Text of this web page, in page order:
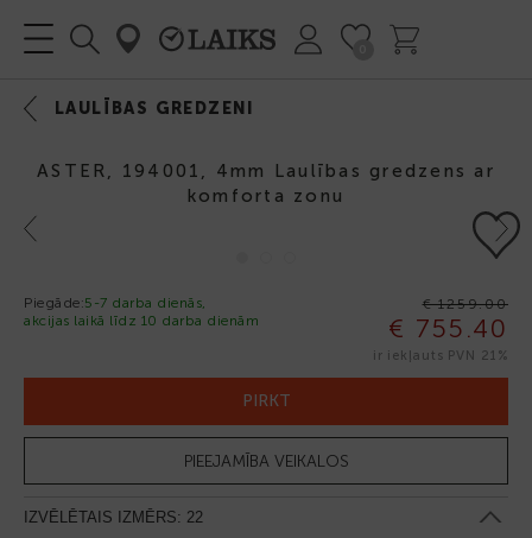
LAULĪBAS GREDZENI
ASTER, 194001, 4mm Laulības gredzens ar
komforta zonu
Previous Next
Piegāde:5-7 darba dienās,
akcijas laikā līdz 10 darba dienām
€ 1259.00
€ 755.40
ir iekļauts PVN 21%
PIRKT
PIEEJAMĪBA VEIKALOS
IZVĒLĒTAIS IZMĒRS: 22